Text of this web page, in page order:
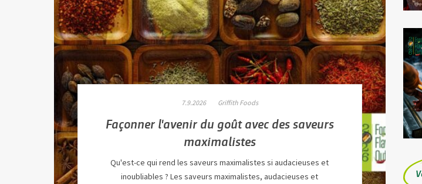
7.9.2026 Griffith Foods
Façonner l'avenir du goût avec des saveurs
maximalistes
Qu'est-ce qui rend les saveurs maximalistes si audacieuses et
inoubliables ? Les saveurs maximalistes, audacieuses et